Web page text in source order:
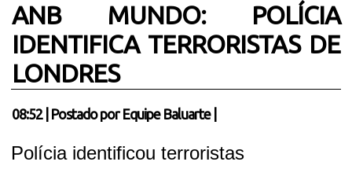
ANB MUNDO: POLÍCIA
IDENTIFICA TERRORISTAS DE
LONDRES
08:52| Postado por Equipe Baluarte
Polícia identificou terroristas